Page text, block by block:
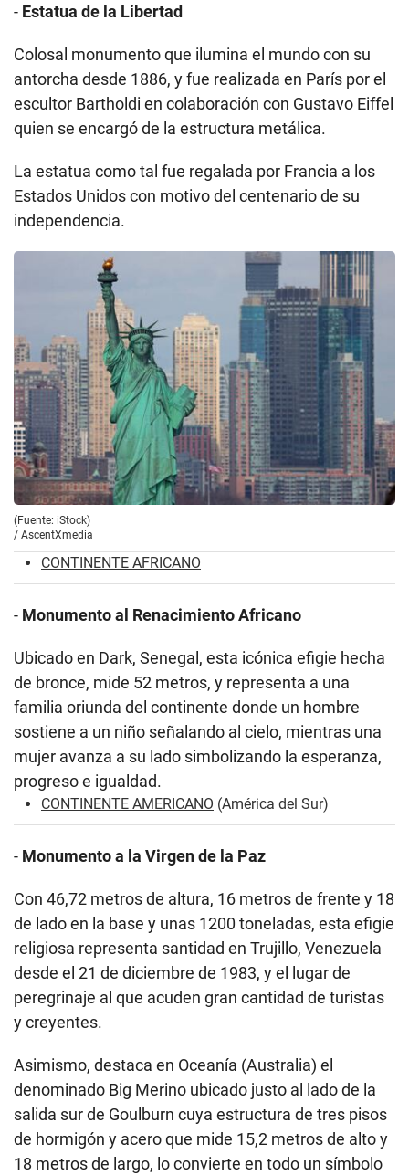
- Estatua de la Libertad
Colosal monumento que ilumina el mundo con su
antorcha desde 1886, y fue realizada en París por el
escultor Bartholdi en colaboración con Gustavo Eiffel
quien se encargó de la estructura metálica.
La estatua como tal fue regalada por Francia a los
Estados Unidos con motivo del centenario de su
independencia.
(Fuente: iStock)
/ AscentXmedia
CONTINENTE AFRICANO
- Monumento al Renacimiento Africano
Ubicado en Dark, Senegal, esta icónica efigie hecha
de bronce, mide 52 metros, y representa a una
familia oriunda del continente donde un hombre
sostiene a un niño señalando al cielo, mientras una
mujer avanza a su lado simbolizando la esperanza,
progreso e igualdad.
CONTINENTE AMERICANO (América del Sur)
- Monumento a la Virgen de la Paz
Con 46,72 metros de altura, 16 metros de frente y 18
de lado en la base y unas 1200 toneladas, esta efigie
religiosa representa santidad en Trujillo, Venezuela
desde el 21 de diciembre de 1983, y el lugar de
peregrinaje al que acuden gran cantidad de turistas
y creyentes.
Asimismo, destaca en Oceanía (Australia) el
denominado Big Merino ubicado justo al lado de la
salida sur de Goulburn cuya estructura de tres pisos
de hormigón y acero que mide 15,2 metros de alto y
18 metros de largo, lo convierte en todo un símbolo